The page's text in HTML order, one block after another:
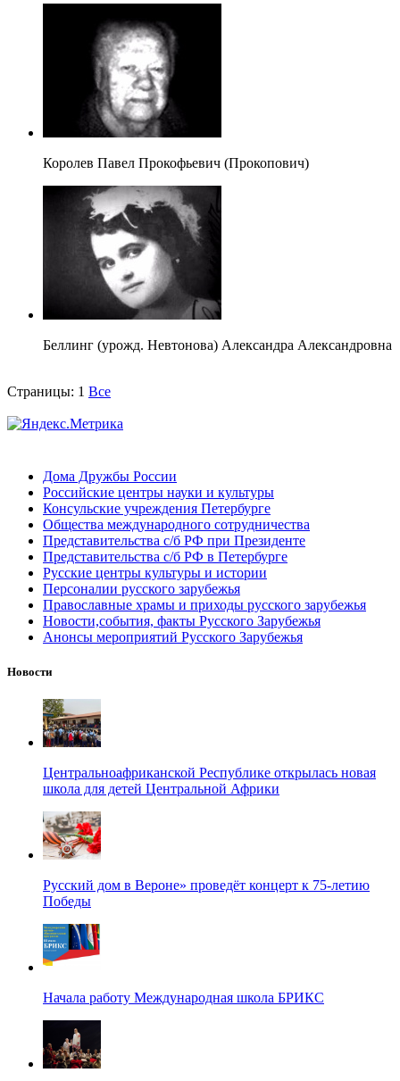
Королев Павел Прокофьевич (Прокопович)
Беллинг (урожд. Невтонова) Александра Александровна
Страницы: 1 Все
Дома Дружбы России
Российские центры науки и культуры
Консульские учреждения Петербурге
Общества международного сотрудничества
Представительства с/б РФ при Президенте
Представительства с/б РФ в Петербурге
Русские центры культуры и истории
Персоналии русского зарубежья
Православные храмы и приходы русского зарубежья
Новости,события, факты Русского Зарубежья
Анонсы мероприятий Русского Зарубежья
Новости
Центральноафриканской Республике открылась новая
школа для детей Центральной Африки
Русский дом в Вероне» проведёт концерт к 75-летию
Победы
Начала работу Международная школа БРИКС